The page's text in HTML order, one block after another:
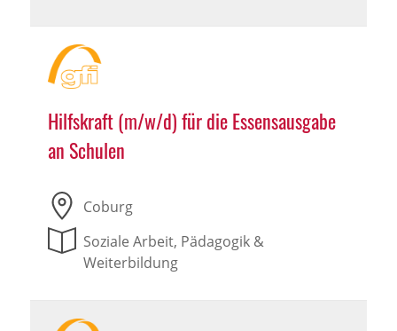
Hilfskraft (m/w/d) für die Essensausgabe
an Schulen
Coburg
Soziale Arbeit, Pädagogik &
Weiterbildung